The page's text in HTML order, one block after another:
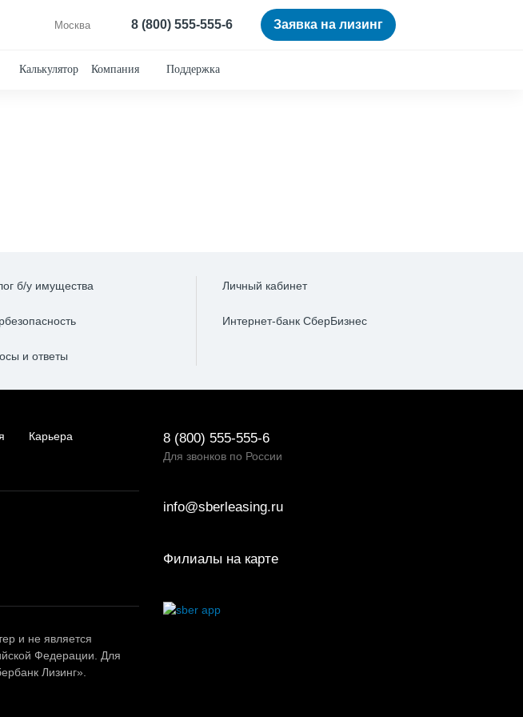
Москва 8 (800) 555-555-6 Заявка на лизинг
Калькулятор Компания Поддержка
б/у имущества
и ответы
Личный кабинет
Интернет-банк СберБизнес
Карьера
и не является
Федерации. Для
Лизинг».
8 (800) 555-555-6
Для звонков по России
info@sberleasing.ru
Филиалы на карте